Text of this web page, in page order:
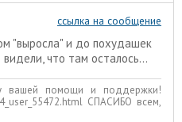
ссылка на сообщение
"выросла" и до похудашек
что там осталось...
помощи и поддержки!
СПАСИБО всем,